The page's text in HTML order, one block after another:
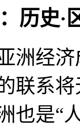
历史·
洲经
联系
也是“